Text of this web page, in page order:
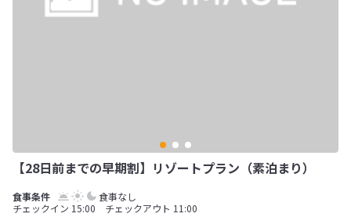
【28日前までの早期割】リゾートプラン（素泊まり）
食事なし
チェックイン 15:00 チェックアウト 11:00